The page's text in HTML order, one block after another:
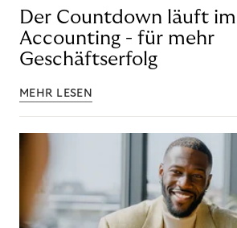
Der Countdown läuft im
Accounting - für mehr
Geschäftserfolg
MEHR LESEN